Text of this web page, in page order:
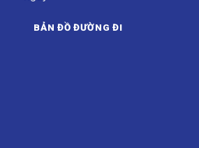
BẢN ĐỒ ĐƯỜNG ĐI